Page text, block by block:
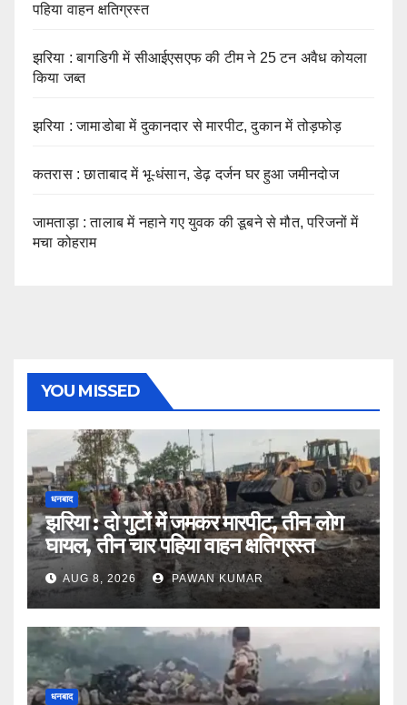
पहिया वाहन क्षतिग्रस्त
झरिया : बागडिगी में सीआईएसएफ की टीम ने 25 टन अवैध कोयला
किया जब्त
झरिया : जामाडोबा में दुकानदार से मारपीट, दुकान में तोड़फोड़
कतरास : छाताबाद में भू-धंसान, डेढ़ दर्जन घर हुआ जमीनदोज
जामताड़ा : तालाब में नहाने गए युवक की डूबने से मौत, परिजनों में
मचा कोहराम
YOU MISSED
धनबाद
झरिया : दो गुटों में जमकर मारपीट, तीन लोग
घायल, तीन चार पहिया वाहन क्षतिग्रस्त
AUG 8, 2026 PAWAN KUMAR
धनबाद